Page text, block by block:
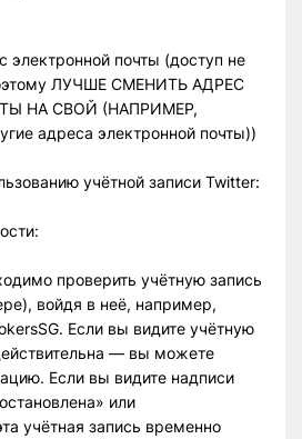
электронной почты (доступ не
ЛУЧШЕ СМЕНИТЬ АДРЕС
НА СВОЙ (НАПРИМЕР,
адреса электронной почты))
учётной записи Twitter:
проверить учётную запись
войдя в неё, например,
Если вы видите учётную
— вы можете
Если вы видите надписи
или
учётная запись временно